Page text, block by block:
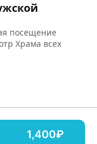
посещение
Храма всех
1,400₽